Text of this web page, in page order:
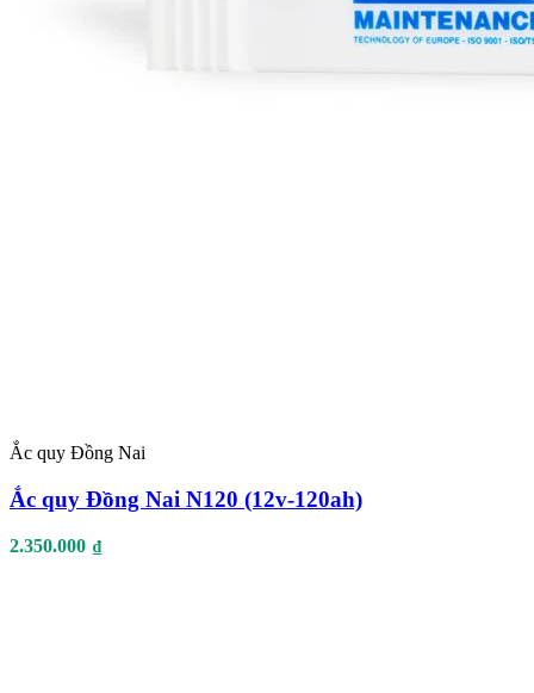
Ắc quy Đồng Nai
Ắc quy Đồng Nai N120 (12v-120ah)
2.350.000 ₫